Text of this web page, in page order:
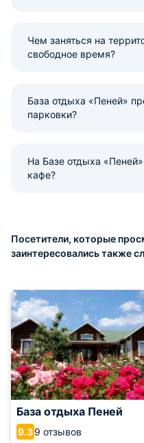
Чем заняться на
свободное время?
База отдыха «Пеней»
парковки?
На Базе отдыха
кафе?
Посетители, которые
заинтересовались также
База отдыха Пеней
9.39 отзывов